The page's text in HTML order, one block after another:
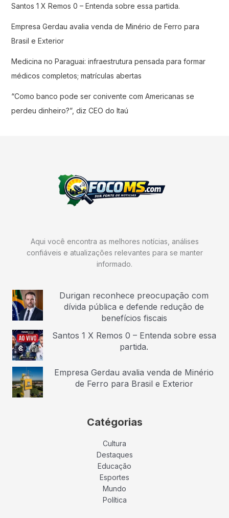
Santos 1 X Remos 0 – Entenda sobre essa partida.
Empresa Gerdau avalia venda de Minério de Ferro para
Brasil e Exterior
Medicina no Paraguai: infraestrutura pensada para formar
médicos completos; matrículas abertas
“Como banco pode ser conivente com Americanas se
perdeu dinheiro?”, diz CEO do Itaú
Aqui você encontra as melhores notícias, análises
confiáveis e atualizações relevantes para se manter
informado.
Durigan reconhece preocupação com
dívida pública e defende redução de
benefícios fiscais
Santos 1 X Remos 0 – Entenda sobre essa
partida.
Empresa Gerdau avalia venda de Minério
de Ferro para Brasil e Exterior
Catégorias
Cultura
Destaques
Educação
Esportes
Mundo
Política